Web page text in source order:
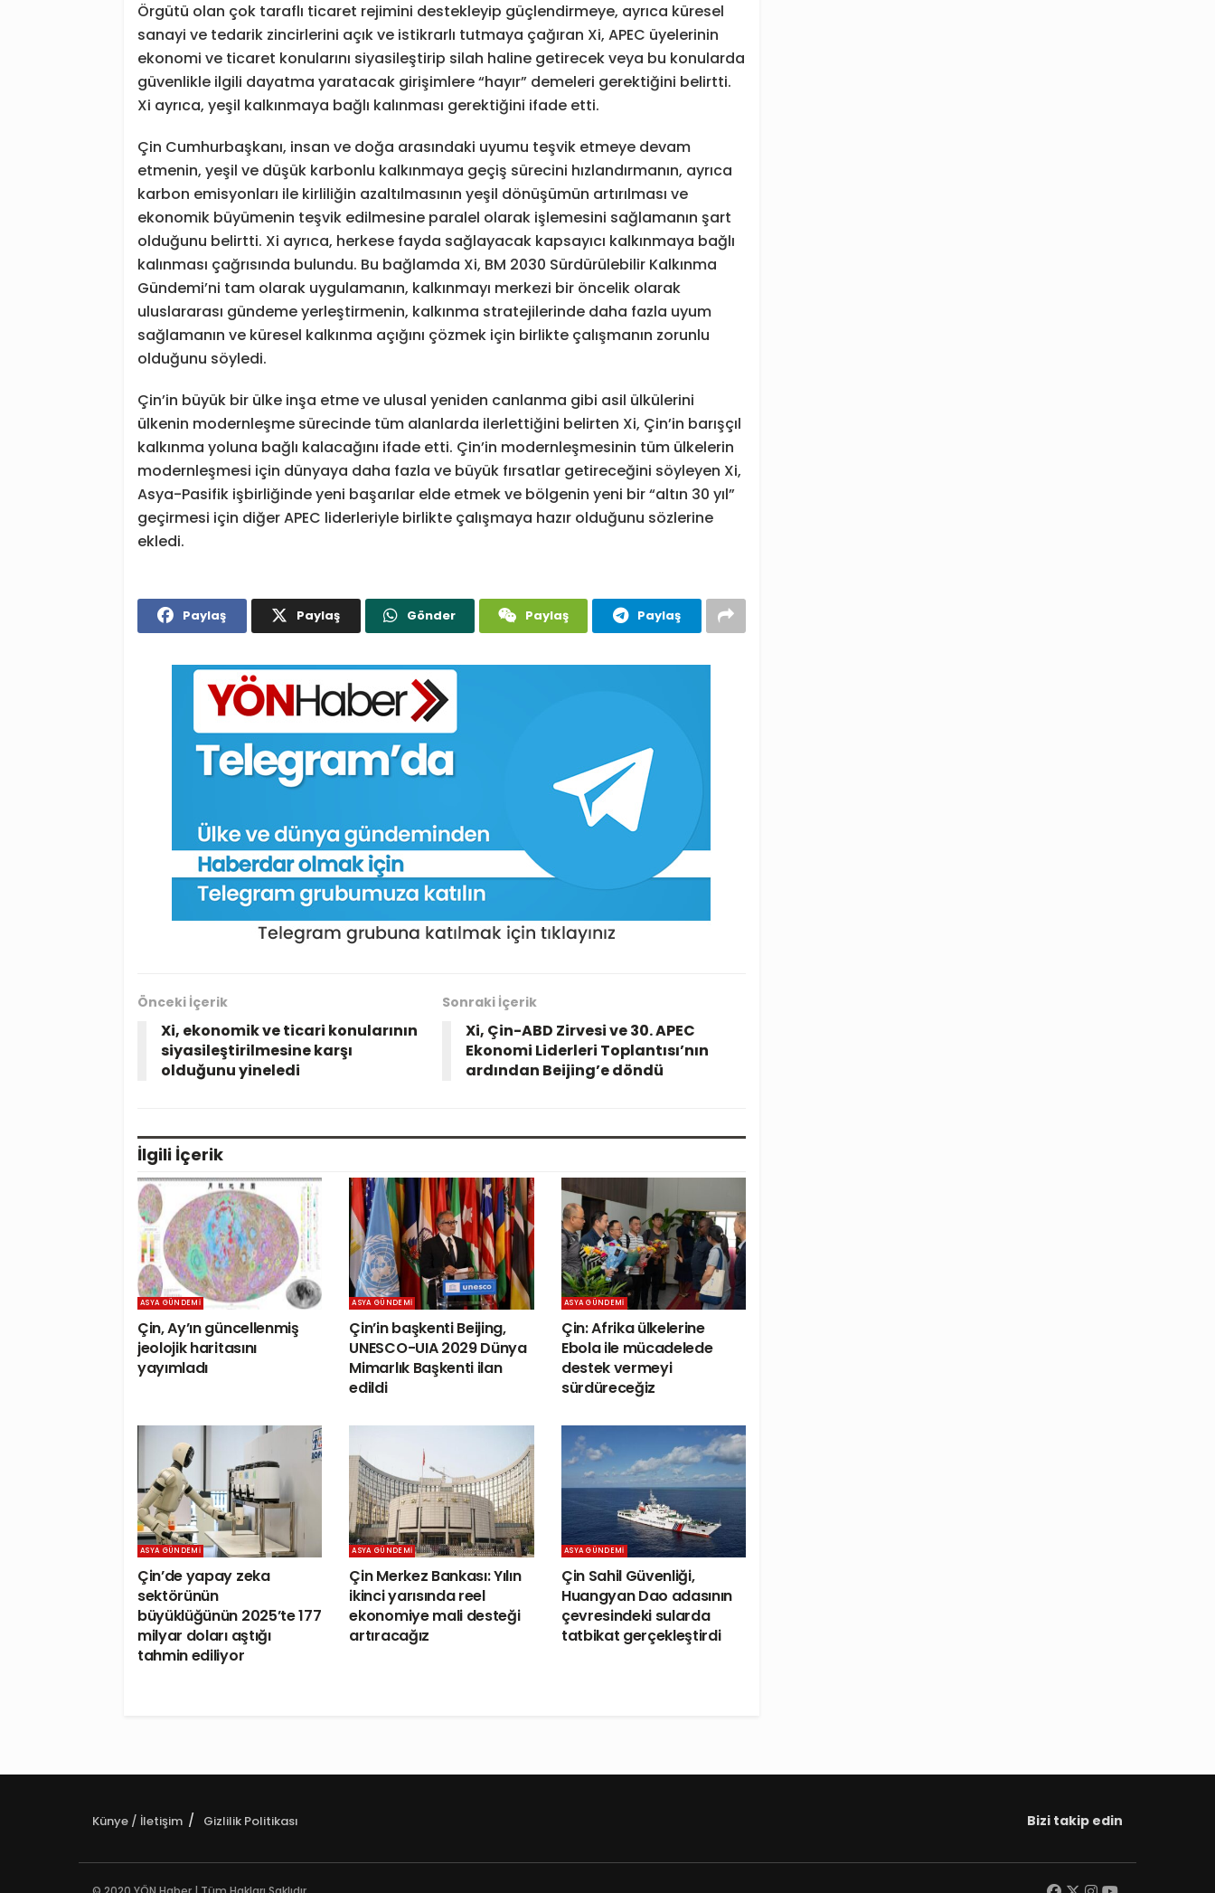
Örgütü olan çok taraflı ticaret rejimini destekleyip güçlendirmeye, ayrıca küresel
sanayi ve tedarik zincirlerini açık ve istikrarlı tutmaya çağıran Xi, APEC üyelerinin
ekonomi ve ticaret konularını siyasileştirip silah haline getirecek veya bu konularda
güvenlikle ilgili dayatma yaratacak girişimlere “hayır” demeleri gerektiğini belirtti.
Xi ayrıca, yeşil kalkınmaya bağlı kalınması gerektiğini ifade etti.
Çin Cumhurbaşkanı, insan ve doğa arasındaki uyumu teşvik etmeye devam
etmenin, yeşil ve düşük karbonlu kalkınmaya geçiş sürecini hızlandırmanın, ayrıca
karbon emisyonları ile kirliliğin azaltılmasının yeşil dönüşümün artırılması ve
ekonomik büyümenin teşvik edilmesine paralel olarak işlemesini sağlamanın şart
olduğunu belirtti. Xi ayrıca, herkese fayda sağlayacak kapsayıcı kalkınmaya bağlı
kalınması çağrısında bulundu. Bu bağlamda Xi, BM 2030 Sürdürülebilir Kalkınma
Gündemi’ni tam olarak uygulamanın, kalkınmayı merkezi bir öncelik olarak
uluslararası gündeme yerleştirmenin, kalkınma stratejilerinde daha fazla uyum
sağlamanın ve küresel kalkınma açığını çözmek için birlikte çalışmanın zorunlu
olduğunu söyledi.
Çin’in büyük bir ülke inşa etme ve ulusal yeniden canlanma gibi asil ülkülerini
ülkenin modernleşme sürecinde tüm alanlarda ilerlettiğini belirten Xi, Çin’in barışçıl
kalkınma yoluna bağlı kalacağını ifade etti. Çin’in modernleşmesinin tüm ülkelerin
modernleşmesi için dünyaya daha fazla ve büyük fırsatlar getireceğini söyleyen Xi,
Asya-Pasifik işbirliğinde yeni başarılar elde etmek ve bölgenin yeni bir “altın 30 yıl”
geçirmesi için diğer APEC liderleriyle birlikte çalışmaya hazır olduğunu sözlerine
ekledi.
Paylaş Paylaş Gönder Paylaş Paylaş
Önceki İçerik
Xi, ekonomik ve ticari konularının
siyasileştirilmesine karşı
olduğunu yineledi
Sonraki İçerik
Xi, Çin-ABD Zirvesi ve 30. APEC
Ekonomi Liderleri Toplantısı’nın
ardından Beijing’e döndü
İlgili İçerik
ASYA GÜNDEMI
Çin, Ay’ın güncellenmiş
jeolojik haritasını
yayımladı
ASYA GÜNDEMI
Çin’in başkenti Beijing,
UNESCO-UIA 2029 Dünya
Mimarlık Başkenti ilan
edildi
ASYA GÜNDEMI
Çin: Afrika ülkelerine
Ebola ile mücadelede
destek vermeyi
sürdüreceğiz
ASYA GÜNDEMI
Çin’de yapay zeka
sektörünün
büyüklüğünün 2025’te 177
milyar doları aştığı
tahmin ediliyor
ASYA GÜNDEMI
Çin Merkez Bankası: Yılın
ikinci yarısında reel
ekonomiye mali desteği
artıracağız
ASYA GÜNDEMI
Çin Sahil Güvenliği,
Huangyan Dao adasının
çevresindeki sularda
tatbikat gerçekleştirdi
Künye / İletişim Gizlilik Politikası Bizi takip edin